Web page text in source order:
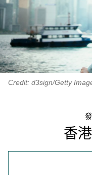
Credit: d3sign/Getty
香